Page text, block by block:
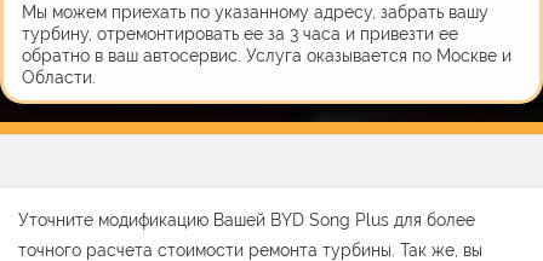
Мы можем приехать по указанному адресу, забрать вашу
турбину, отремонтировать ее за 3 часа и привезти ее
обратно в ваш автосервис. Услуга оказывается по Москве и
Области.
Уточните модификацию Вашей BYD Song Plus для более
точного расчета стоимости ремонта турбины. Так же, вы